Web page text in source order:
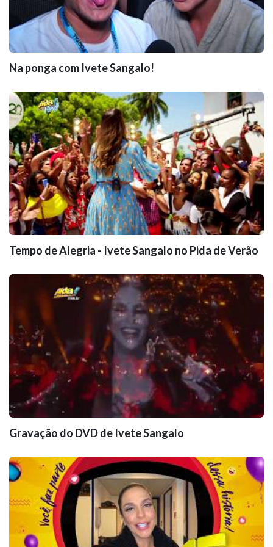
Na ponga com Ivete Sangalo!
Tempo de Alegria - Ivete Sangalo no Pida de Verão
Gravação do DVD de Ivete Sangalo